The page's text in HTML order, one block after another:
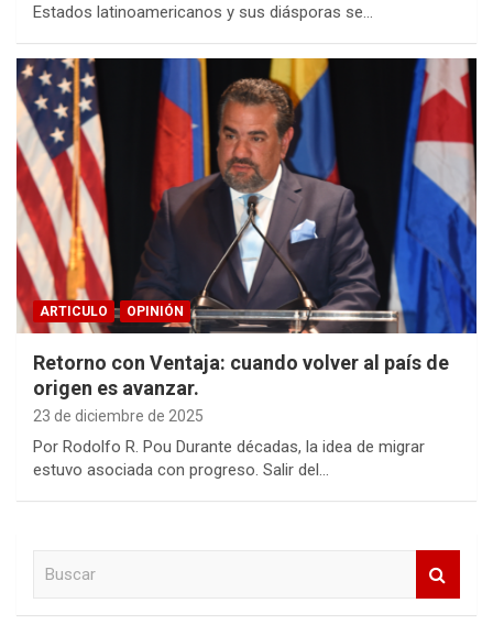
Estados latinoamericanos y sus diásporas se…
ARTICULO OPINIÓN
Retorno con Ventaja: cuando volver al país de
origen es avanzar.
23 de diciembre de 2025
Por Rodolfo R. Pou Durante décadas, la idea de migrar
estuvo asociada con progreso. Salir del…